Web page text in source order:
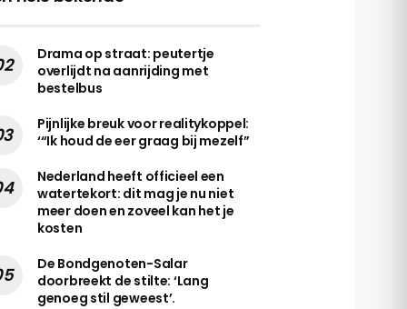
Drama op straat: peutertje
overlijdt na aanrijding met
bestelbus
Pijnlijke breuk voor realitykoppel:
‘“Ik houd de eer graag bij mezelf”
Nederland heeft officieel een
watertekort: dit mag je nu niet
meer doen en zoveel kan het je
kosten
De Bondgenoten-Salar
doorbreekt de stilte: ‘Lang
genoeg stil geweest’.